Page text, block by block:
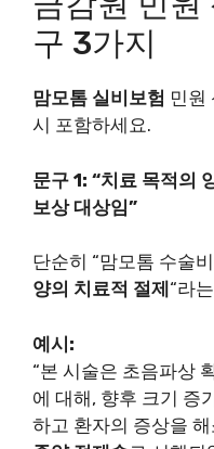
구 3가지
맘모톰 실비보험 민원
시 포함하세요.
문구 1: “치료 목적의
보상 대상임”
단순히 “맘모톰 수술
양의 치료적 절제 “라
예시:
“본 시술은 초음파상
에 대해, 향후 크기 증
하고 환자의 증상을